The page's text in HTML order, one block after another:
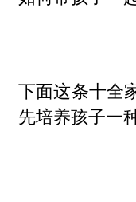
下面这条十全
先培养孩子一